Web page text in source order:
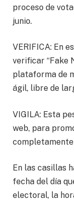
proceso de
junio.
VERIFICA: En
verificar “Fake
plataforma de
ágil, libre de
VIGILA: Esta
web, para
completamente
En las casillas
fecha del día
electoral, la